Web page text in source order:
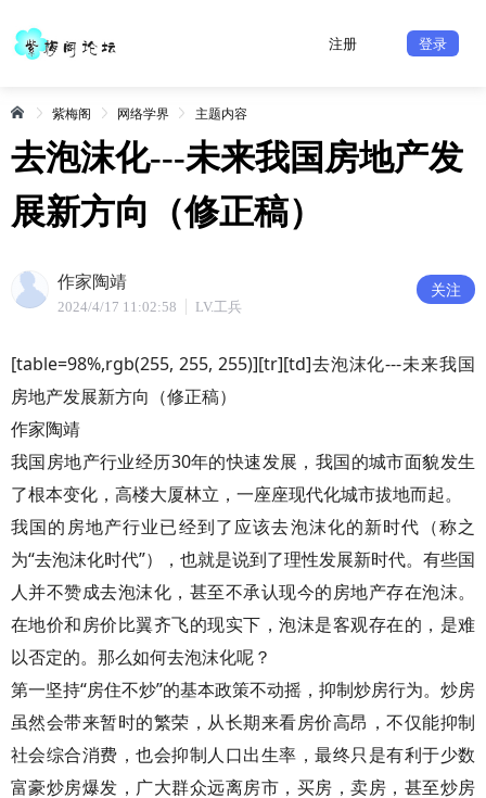
注册 登录
紫梅阁 网络学界 主题内容
去泡沫化---未来我国房地产发
展新方向（修正稿）
作家陶靖
2024/4/17 11:02:58 LV.工兵
关注
[table=98%,rgb(255, 255, 255)][tr][td]去泡沫化---未来我国
房地产发展新方向（修正稿）
作家陶靖
我国房地产行业经历30年的快速发展，我国的城市面貌发生
了根本变化，高楼大厦林立，一座座现代化城市拔地而起。
我国的房地产行业已经到了应该去泡沫化的新时代（称之
为“去泡沫化时代”），也就是说到了理性发展新时代。有些国
人并不赞成去泡沫化，甚至不承认现今的房地产存在泡沫。
在地价和房价比翼齐飞的现实下，泡沫是客观存在的，是难
以否定的。那么如何去泡沫化呢？
第一坚持“房住不炒”的基本政策不动摇，抑制炒房行为。炒房
虽然会带来暂时的繁荣，从长期来看房价高昂，不仅能抑制
社会综合消费，也会抑制人口出生率，最终只是有利于少数
富豪炒房爆发，广大群众远离房市，买房，卖房，甚至炒房